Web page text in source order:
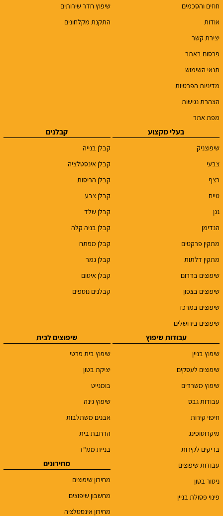
חוזים והסכמים
אודות
יצירת קשר
פרסום באתר
תנאי השימוש
מדיניות הפרטיות
הצהרת נגישות
מפת אתר
שיפוץ חדר שירותים
התקנת מקלחונים
בעלי מקצוע
שיפוצניק
צבעי
רצף
טייח
גגן
הנדימן
מתקין פרקטים
מתקין דלתות
שיפוצים בדרום
שיפוצים בצפון
שיפוצים במרכז
שיפוצים בירושלים
קבלנים
קבלן בנייה
קבלן אינסטלציה
קבלן הריסות
קבלן צבע
קבלן שלד
קבלן בניה קלה
קבלן מפתח
קבלן גמר
קבלן איטום
קבלנים נוספים
עבודות שיפוץ
שיפוץ בניין
שיפוצים לעסקים
שיפוץ משרדים
עבודות גבס
חיפוי קירות
מיקרוטופינג
בריקים לקירות
עבודות שיפוצים
ניסור בטון
פינוי פסולת בניין
שיפוצים לבית
שיפוץ בית פרטי
יציקת בטון
בומנייט
שיפוץ גינה
אבנים משתלבות
הרחבת בית
בניית ממ"ד
מחירונים
מחירון שיפוצים
מחשבון שיפוצים
מחירון אינסטלציה